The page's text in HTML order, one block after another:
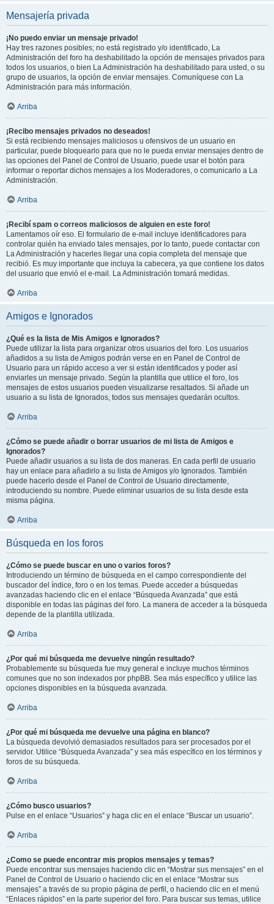
Mensajería privada
¡No puedo enviar un mensaje privado!
Hay tres razones posibles; no está registrado y/o identificado, La
Administración del foro ha deshabilitado la opción de mensajes privados para
todos los usuarios, o bien La Administración ha deshabilitado para usted, o su
grupo de usuarios, la opción de enviar mensajes. Comuníquese con La
Administración para más información.
Arriba
¡Recibo mensajes privados no deseados!
Si está recibiendo mensajes maliciosos u ofensivos de un usuario en
particular, puede bloquearlo para que no le pueda enviar mensajes dentro de
las opciones del Panel de Control de Usuario, puede usar el botón para
informar o reportar dichos mensajes a los Moderadores, o comunicarlo a La
Administración.
Arriba
¡Recibí spam o correos maliciosos de alguien en este foro!
Lamentamos oír eso. El formulario de e-mail incluye identificadores para
controlar quién ha enviado tales mensajes, por lo tanto, puede contactar con
La Administración y hacerles llegar una copia completa del mensaje que
recibió. Es muy importante que incluya la cabecera, ya que contiene los datos
del usuario que envió el e-mail. La Administración tomará medidas.
Arriba
Amigos e Ignorados
¿Qué es la lista de Mis Amigos e Ignorados?
Puede utilizar la lista para organizar otros usuarios del foro. Los usuarios
añadidos a su lista de Amigos podrán verse en en Panel de Control de
Usuario para un rápido acceso a ver si están identificados y poder así
enviarles un mensaje privado. Según la plantilla que utilice el foro, los
mensajes de estos usuarios pueden visualizarse resaltados. Si añade un
usuario a su lista de Ignorados, todos sus mensajes quedarán ocultos.
Arriba
¿Cómo se puede añadir o borrar usuarios de mi lista de Amigos e
Ignorados?
Puede añadir usuarios a su lista de dos maneras. En cada perfil de usuario
hay un enlace para añadirlo a su lista de Amigos y/o Ignorados. También
puede hacerlo desde el Panel de Control de Usuario directamente,
introduciendo su nombre. Puede eliminar usuarios de su lista desde esta
misma página.
Arriba
Búsqueda en los foros
¿Cómo se puede buscar en uno o varios foros?
Introduciendo un término de búsqueda en el campo correspondiente del
buscador del índice, foro o en los temas. Puede acceder a búsquedas
avanzadas haciendo clic en el enlace “Búsqueda Avanzada” que está
disponible en todas las páginas del foro. La manera de acceder a la búsqueda
depende de la plantilla utilizada.
Arriba
¿Por qué mi búsqueda me devuelve ningún resultado?
Probablemente su búsqueda fue muy general e incluye muchos términos
comunes que no son indexados por phpBB. Sea más específico y utilice las
opciones disponibles en la búsqueda avanzada.
Arriba
¿Por qué mi búsqueda me devuelve una página en blanco?
La búsqueda devolvió demasiados resultados para ser procesados por el
servidor. Utilice “Búsqueda Avanzada” y sea más específico en los términos y
foros de su búsqueda.
Arriba
¿Cómo busco usuarios?
Pulse en el enlace “Usuarios” y haga clic en el enlace “Buscar un usuario”.
Arriba
¿Como se puede encontrar mis propios mensajes y temas?
Puede encontrar sus mensajes haciendo clic en “Mostrar sus mensajes” en el
Panel de Control de Usuario o haciendo clic en el enlace “Mostrar sus
mensajes” a través de su propio página de perfil, o haciendo clic en el menú
“Enlaces rápidos” en la parte superior del foro. Para buscar sus temas, utilice